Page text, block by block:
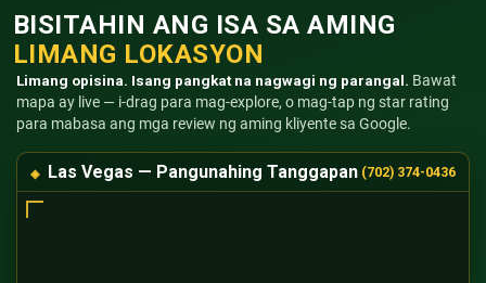
BISITAHIN ANG ISA SA AMING
LIMANG LOKASYON
Limang opisina. Isang pangkat na nagwagi ng parangal. Bawat
mapa ay live — i-drag para mag-explore, o mag-tap ng star rating
para mabasa ang mga review ng aming kliyente sa Google.
Las Vegas — Pangunahing Tanggapan (702) 374-0436